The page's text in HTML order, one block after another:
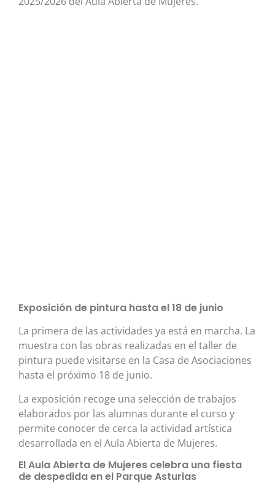
Exposición de pintura hasta el 18 de junio
La primera de las actividades ya está en marcha. La
muestra con las obras realizadas en el taller de
pintura puede visitarse en la Casa de Asociaciones
hasta el próximo 18 de junio.
La exposición recoge una selección de trabajos
elaborados por las alumnas durante el curso y
permite conocer de cerca la actividad artística
desarrollada en el Aula Abierta de Mujeres.
El Aula Abierta de Mujeres celebra una fiesta
de despedida en el Parque Asturias